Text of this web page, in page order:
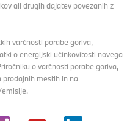
ali drugih dajatev povezanih z
varčnosti porabe goriva,
o energijski učinkovitosti novega
o varčnosti porabe goriva,
prodajnih mestih in na